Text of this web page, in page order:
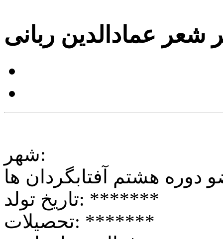
شعر عمادالدین ربانی
شهر:
دوره هشتم آفتابگردان ها
تاریخ تولد: *******
تحصیلات: *******